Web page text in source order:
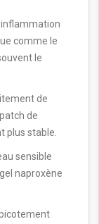
inflammation
comme le
le
de
de
plus stable.
sensible
naproxène